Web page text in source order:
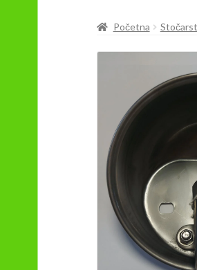
Početna